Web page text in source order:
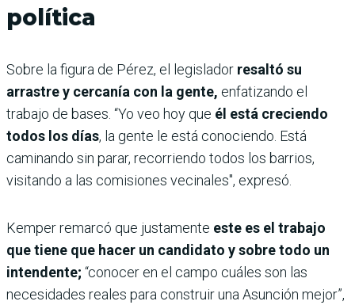
política
Sobre la figura de Pérez, el legislador resaltó su
arrastre y cercanía con la gente, enfatizando el
trabajo de bases. “Yo veo hoy que él está creciendo
todos los días, la gente le está conociendo. Está
caminando sin parar, recorriendo todos los barrios,
visitando a las comisiones vecinales", expresó.
Kemper remarcó que justamente este es el trabajo
que tiene que hacer un candidato y sobre todo un
intendente; “conocer en el campo cuáles son las
necesidades reales para construir una Asunción mejor”,